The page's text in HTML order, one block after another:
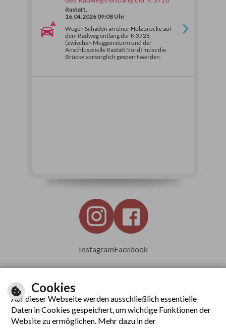
Rastatt,
16.04.2026 09:08 Uhr
Wegen Schäden an einer Holzbrücke auf
dem Radweg entlang der K 3728
(zwischen Muggensturm und der
Anschlussstelle Rastatt Nord) muss die
Brücke vorsorglich gesperrt werden.
InstagramFacebook
Leichte Sprache
Cookies
Auf dieser Webseite werden ausschließlich essentielle
Daten in Cookies gespeichert, um wichtige Funktionen der
Website zu ermöglichen. Mehr dazu in der